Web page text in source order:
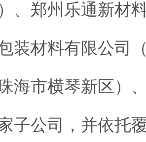
、郑州乐通新材
装材料有限公司
海市横琴新区）
子公司，并依托